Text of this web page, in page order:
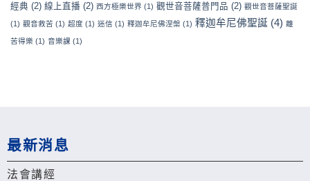
經典 (2) 線上直播 (2) 西方極樂世界 (1) 觀世音菩薩普門品 (2) 觀世音菩薩聖誕
(1) 觀音救苦 (1) 超度 (1) 迷信 (1) 釋迦牟尼佛涅槃 (1) 釋迦牟尼佛聖誕 (4) 離
苦得樂 (1) 音樂課 (1)
最新消息
法會講經